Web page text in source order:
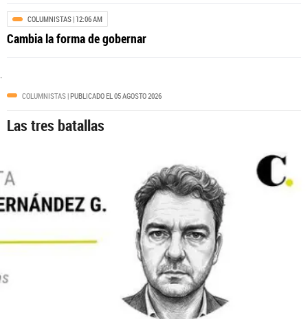
Guardias del Inpec confiesan su
responsabilidad en controles de
polémica fiesta de gestores de paz
en cárcel de Itagüí
COLUMNISTAS| 12:06 AM
Cambia la forma de gobernar
COLUMNISTAS| PUBLICADO EL 05 AGOSTO 2026
Las tres batallas